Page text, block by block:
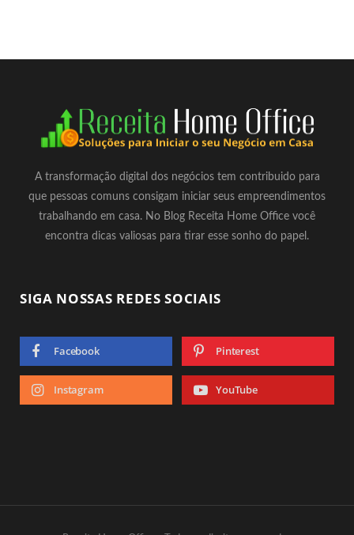
A transformação digital dos negócios tem contribuido para
que pessoas comuns consigam iniciar seus empreendimentos
trabalhando em casa. No Blog Receita Home Office você
encontra dicas valiosas para tirar esse sonho do papel.
SIGA NOSSAS REDES SOCIAIS
Facebook Pinterest
Instagram YouTube